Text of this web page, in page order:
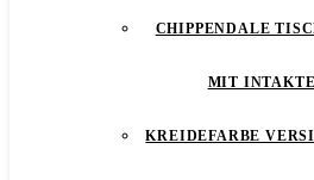
CHIPPENDALE
MIT
KREIDEFARBE